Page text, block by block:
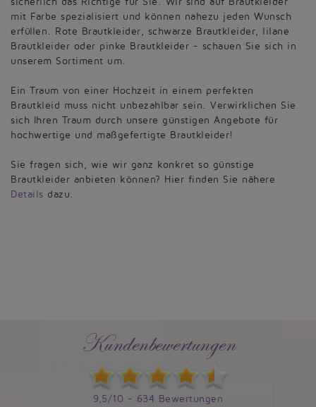
mit Farbe spezialisiert und können nahezu jeden Wunsch
erfüllen. Rote Brautkleider, schwarze Brautkleider, lilane
Brautkleider oder pinke Brautkleider - schauen Sie sich in
unserem Sortiment um.
Ein Traum von einer Hochzeit in einem perfekten
Brautkleid muss nicht unbezahlbar sein. Verwirklichen Sie
sich Ihren Traum durch unsere günstigen Angebote für
hochwertige und maßgefertigte Brautkleider!
Sie fragen sich, wie wir ganz konkret so günstige
Brautkleider anbieten können? Hier finden Sie nähere
Details dazu.
Kundenbewertungen
9,5/10 - 634 Bewertungen